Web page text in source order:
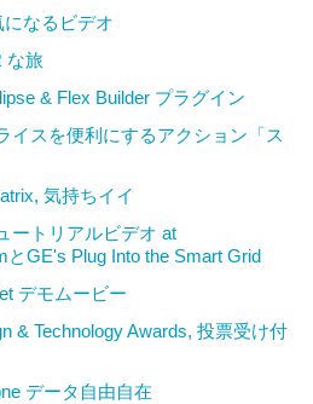
なるビデオ
な旅
& Flex Builder プラグイン
イスを便利にするアクション「ス
気持ちイイ
ートリアルビデオ at
とGE's Plug Into the Smart Grid
デモムービー
& Technology Awards, 投票受け付
データ自由自在